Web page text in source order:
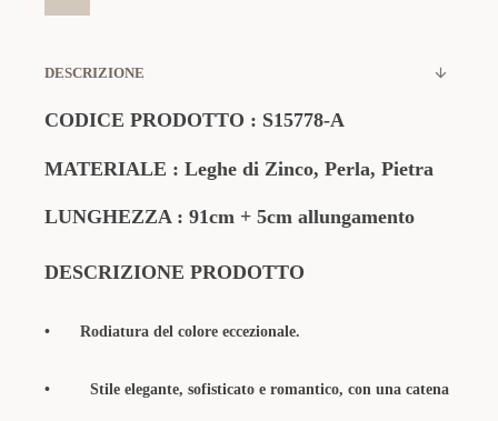
DESCRIZIONE
CODICE PRODOTTO : S15778-A
MATERIALE : Leghe di Zinco, Perla, Pietra
LUNGHEZZA : 91cm + 5cm allungamento
DESCRIZIONE PRODOTTO
• Rodiatura del colore eccezionale.
• Stile elegante, sofisticato e romantico, con una catena